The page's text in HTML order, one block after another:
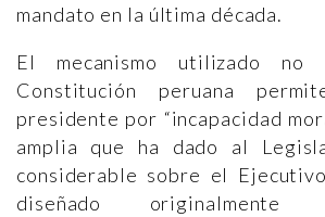
mandato en la última década.
El mecanismo utilizado no
Constitución peruana
presidente por “incapacidad
amplia que ha dado al
considerable sobre el
diseñado